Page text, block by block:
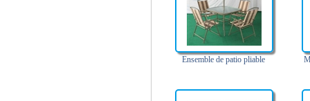
Ensemble de patio pliable